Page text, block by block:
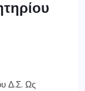
Δ.Σ. Ως